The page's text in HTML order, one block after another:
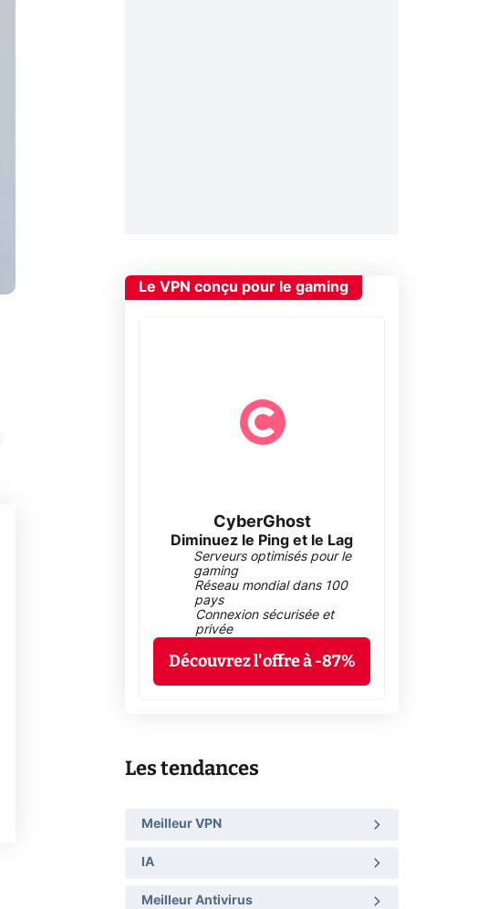
Le VPN conçu pour le gaming
CyberGhost
Diminuez le Ping et le Lag
Serveurs optimisés pour le
gaming
Réseau mondial dans 100
pays
Connexion sécurisée et
privée
Découvrez l'offre à -87%
Les tendances
Meilleur VPN
IA
Meilleur Antivirus